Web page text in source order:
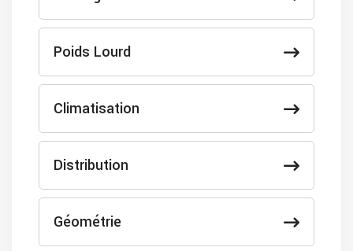
Poids Lourd
Climatisation
Distribution
Géométrie